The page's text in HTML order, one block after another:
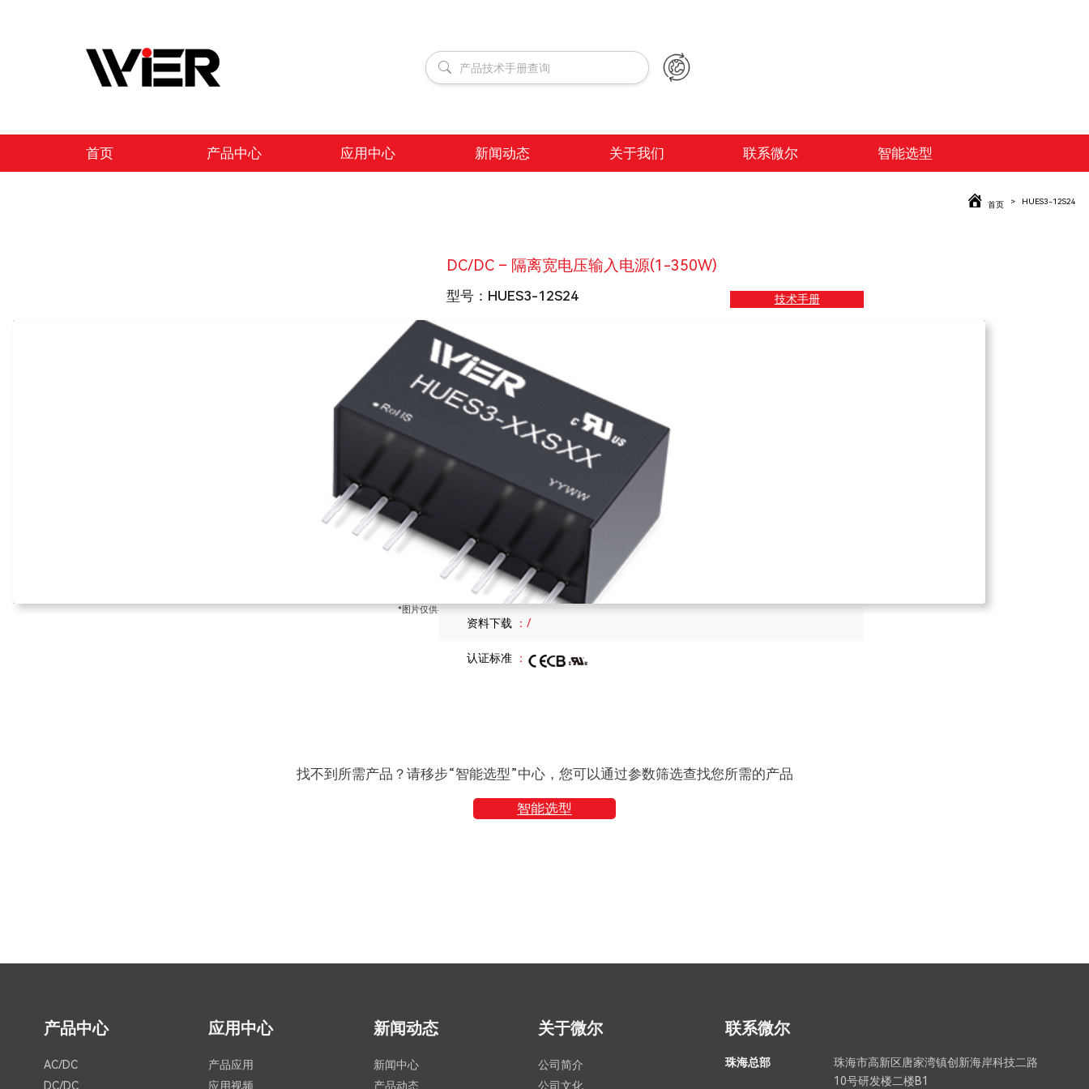
首页 产品中心 应用中心 新闻动态 关于我们 联系微尔 智能选型
首页 HUES3-12S24
*图片仅供参考，具体参数请以实物/技术规格书为准
DC/DC – 隔离宽电压输入电源(1-350W)
型号： HUES3-12S24 技术手册
输出功率
输入电压 4.5-36
输出电压
隔离电压 3000
尺寸大小 22.00 x 9.50 x 12.00
产品特点 /
资料下载 /
认证标准
找不到所需产品？请移步“智能选型”中心，您可以通过参数筛选查找您所需的产品
智能选型
产品中心
AC/DC
DC/DC
应用中心
产品应用
应用视频
新闻动态
新闻中心
产品动态
关于微尔
公司简介
公司文化
联系微尔
珠海总部
珠海市高新区唐家湾镇创新海岸科技二路
10号研发楼二楼B1